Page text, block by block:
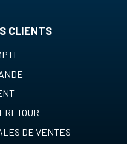
CLIENTS
RETOUR
DE VENTES